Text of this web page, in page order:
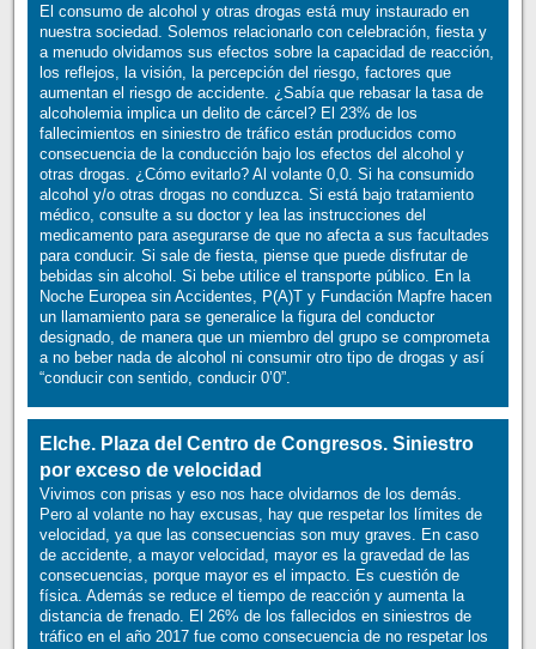
El consumo de alcohol y otras drogas está muy instaurado en
nuestra sociedad. Solemos relacionarlo con celebración, fiesta y
a menudo olvidamos sus efectos sobre la capacidad de reacción,
los reflejos, la visión, la percepción del riesgo, factores que
aumentan el riesgo de accidente. ¿Sabía que rebasar la tasa de
alcoholemia implica un delito de cárcel? El 23% de los
fallecimientos en siniestro de tráfico están producidos como
consecuencia de la conducción bajo los efectos del alcohol y
otras drogas. ¿Cómo evitarlo? Al volante 0,0. Si ha consumido
alcohol y/o otras drogas no conduzca. Si está bajo tratamiento
médico, consulte a su doctor y lea las instrucciones del
medicamento para asegurarse de que no afecta a sus facultades
para conducir. Si sale de fiesta, piense que puede disfrutar de
bebidas sin alcohol. Si bebe utilice el transporte público. En la
Noche Europea sin Accidentes, P(A)T y Fundación Mapfre hacen
un llamamiento para se generalice la figura del conductor
designado, de manera que un miembro del grupo se comprometa
a no beber nada de alcohol ni consumir otro tipo de drogas y así
“conducir con sentido, conducir 0’0”.
Elche. Plaza del Centro de Congresos. Siniestro
por exceso de velocidad
Vivimos con prisas y eso nos hace olvidarnos de los demás.
Pero al volante no hay excusas, hay que respetar los límites de
velocidad, ya que las consecuencias son muy graves. En caso
de accidente, a mayor velocidad, mayor es la gravedad de las
consecuencias, porque mayor es el impacto. Es cuestión de
física. Además se reduce el tiempo de reacción y aumenta la
distancia de frenado. El 26% de los fallecidos en siniestros de
tráfico en el año 2017 fue como consecuencia de no respetar los